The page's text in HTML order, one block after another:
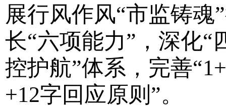
展行风作风“市监铸魂
长“六项能力”，深化“
控护航”体系，完善
+12字回应原则”。